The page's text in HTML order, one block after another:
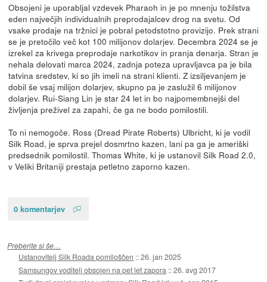
Obsojeni je uporabljal vzdevek Pharaoh in je po mnenju tožilstva
eden največjih individualnih preprodajalcev drog na svetu. Od
vsake prodaje na tržnici je pobral petodstotno provizijo. Prek strani
se je pretočilo več kot 100 milijonov dolarjev. Decembra 2024 se je
izrekel za krivega preprodaje narkotikov in pranja denarja. Stran je
nehala delovati marca 2024, zadnja poteza upravljavca pa je bila
tatvina sredstev, ki so jih imeli na strani klienti. Z izsiljevanjem je
dobil še vsaj milijon dolarjev, skupno pa je zaslužil 6 milijonov
dolarjev. Rui-Siang Lin je star 24 let in bo najpomembnejši del
življenja preživel za zapahi, če ga ne bodo pomilostili.
To ni nemogoče. Ross (Dread Pirate Roberts) Ulbricht, ki je vodil
Silk Road, je sprva prejel dosmrtno kazen, lani pa ga je ameriški
predsednik pomilostil. Thomas White, ki je ustanovil Silk Road 2.0,
v Veliki Britaniji prestaja petletno zaporno kazen.
0 komentarjev
Preberite si še…
Ustanovitelj Silk Roada pomiloščen ::26. jan 2025
Samsungov voditelj obsojen na pet let zapora ::26. avg 2017